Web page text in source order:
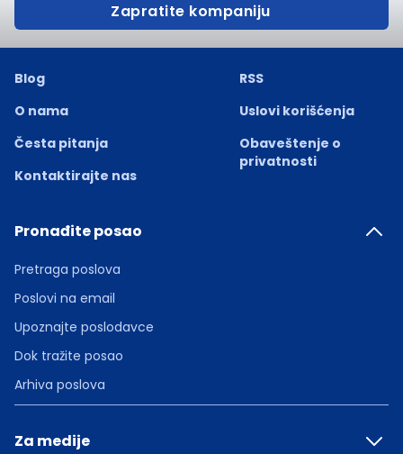
Zapratite kompaniju
Blog
O nama
Česta pitanja
Kontaktirajte nas
RSS
Uslovi korišćenja
Obaveštenje o
privatnosti
Pronađite posao
Pretraga poslova
Poslovi na email
Upoznajte poslodavce
Dok tražite posao
Arhiva poslova
Za medije